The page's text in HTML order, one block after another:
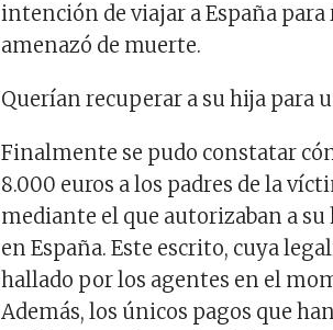
intención de viajar a España para
amenazó de muerte.
Querían recuperar a su hija para
Finalmente se pudo constatar
8.000 euros a los padres de la
mediante el que autorizaban a
en España. Este escrito, cuya
hallado por los agentes en el
Además, los únicos pagos que